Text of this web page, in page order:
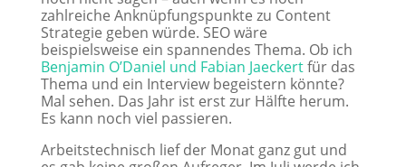
zahlreiche Anknüpfungspunkte zu Content
Strategie geben würde. SEO wäre
beispielsweise ein spannendes Thema. Ob ich
Benjamin O’Daniel und Fabian Jaeckertfür das
Thema und ein Interview begeistern könnte?
Mal sehen. Das Jahr ist erst zur Hälfte herum.
Es kann noch viel passieren.
Arbeitstechnisch lief der Monat ganz gut und